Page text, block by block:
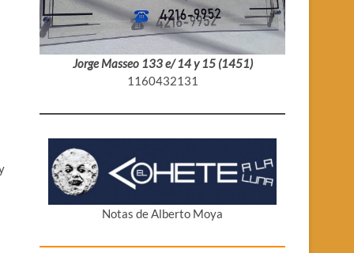
Jorge Masseo 133 e/ 14 y 15 (1451)
1160432131
Notas de Alberto Moya